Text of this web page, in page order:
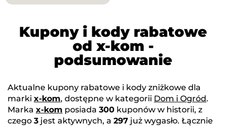
Kupony i kody rabatowe
od x-kom -
podsumowanie
Aktualne kupony rabatowe i kody zniżkowe dla
marki x-kom, dostępne w kategorii Dom i Ogród.
Marka x-kom posiada 300 kuponów w historii, z
czego 3 jest aktywnych, a 297 już wygasło. Łącznie